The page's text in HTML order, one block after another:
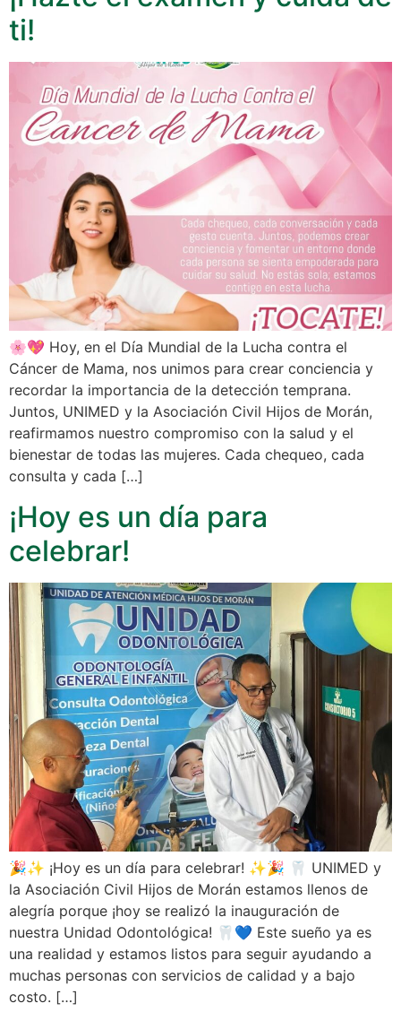
ti!
🌸💖 Hoy, en el Día Mundial de la Lucha contra el
Cáncer de Mama, nos unimos para crear conciencia y
recordar la importancia de la detección temprana.
Juntos, UNIMED y la Asociación Civil Hijos de Morán,
reafirmamos nuestro compromiso con la salud y el
bienestar de todas las mujeres. Cada chequeo, cada
consulta y cada […]
¡Hoy es un día para
celebrar!
🎉✨ ¡Hoy es un día para celebrar! ✨🎉 🦷 UNIMED y
la Asociación Civil Hijos de Morán estamos llenos de
alegría porque ¡hoy se realizó la inauguración de
nuestra Unidad Odontológica! 🦷💙 Este sueño ya es
una realidad y estamos listos para seguir ayudando a
muchas personas con servicios de calidad y a bajo
costo. […]